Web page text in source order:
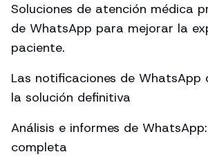
Soluciones de atención médica
de WhatsApp para mejorar la
paciente.
Las notificaciones de WhatsApp
la solución definitiva
Análisis e informes de
completa